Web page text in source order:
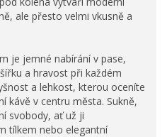
ale přesto velmi vkusně a
je jemné nabírání v pase,
a hravost při každém
a lehkost, kterou oceníte
kávě v centru města. Sukně,
svobody, ať už ji
tílkem nebo elegantní